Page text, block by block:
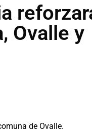
Ovalle y
de Ovalle.